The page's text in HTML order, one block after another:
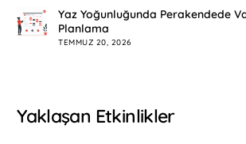
Yaz Yoğunluğunda Perakendede
Planlama
TEMMUZ 20, 2026
Yaklaşan Etkinlikler